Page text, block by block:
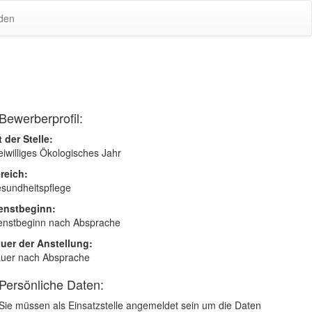
Bewerberprofil:
der Stelle:
Ökologisches Jahr
nach Absprache
der Anstellung:
nach Absprache
Persönliche Daten:
müssen als Einsatzstelle angemeldet sein um die Daten